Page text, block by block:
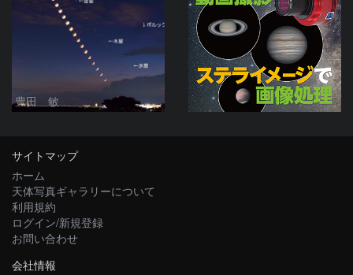
豊田 敏
サイトマップ
ホーム
天体写真ギャラリーについて
利用規約
ログイン/新規登録
お問い合わせ
会社情報